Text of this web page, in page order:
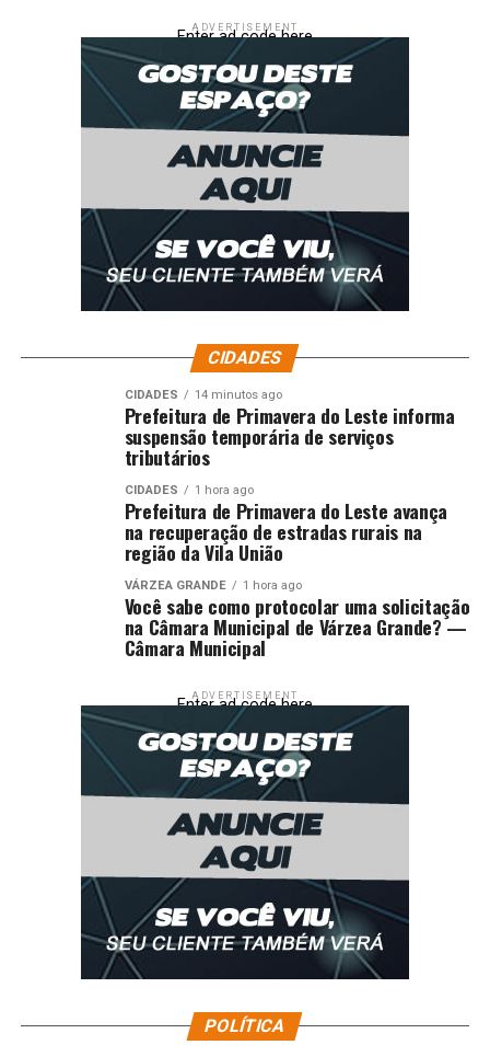
ADVERTISEMENT
Enter ad code here
CIDADES
CIDADES 14 minutos ago
Prefeitura de Primavera do Leste informa
suspensão temporária de serviços
tributários
CIDADES 1 hora ago
Prefeitura de Primavera do Leste avança
na recuperação de estradas rurais na
região da Vila União
VÁRZEA GRANDE 1 hora ago
Você sabe como protocolar uma solicitação
na Câmara Municipal de Várzea Grande? —
Câmara Municipal
ADVERTISEMENT
Enter ad code here
POLÍTICA